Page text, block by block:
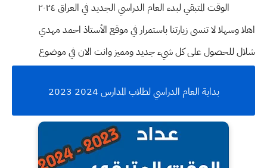
الوقت المتبقي لبدء العام الدراسي الجديد في العراق ٢٠٢٤
اهلا وسهلالا تنسى زيارتنا باستمرار في موقع الأستاذ احمد مهدي
شلال للحصول على كل شيء جديد ومميز وانت الان في موضوع
بداية العام الدراسي لطلاب المدارس 2024 2023